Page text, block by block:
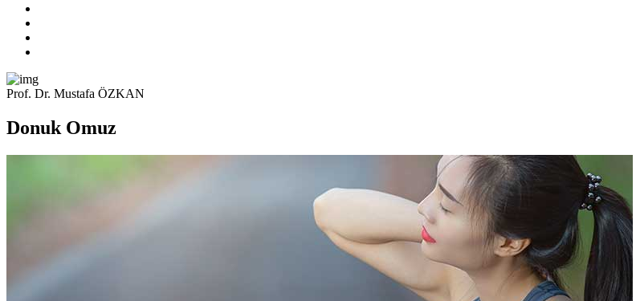
Prof. Dr. Mustafa ÖZKAN
Donuk Omuz